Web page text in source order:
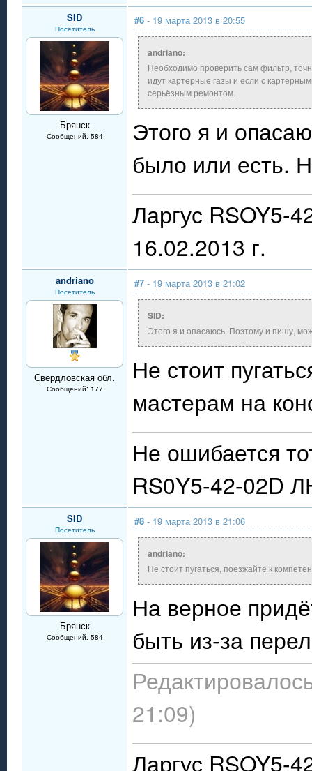
SID
Посетитель
Брянск
Сообщений: 584
#6 - 19 марта 2013 в 20:55
andriano:
Необходимо проверить сам фильтр,
идут картерные газы и если с
серьёзным ремонтом.
Этого я и
было или есть.
Ларгус RSOY5-
16.02.2013 г.
andriano
Посетитель
Свердловская обл.
Сообщений: 177
#7 - 19 марта 2013 в 21:02
SID:
Этого я и опасаюсь. Поэтому и пишу,
Не стоит
мастерам на
Не ошибается
RS0Y5-42-
SID
Посетитель
Брянск
Сообщений: 584
#8 - 19 марта 2013 в 21:06
andriano:
Не стоит пугаться, поезжайте к
На верное
быть из-за
21:09)
Ларгус RSOY5-